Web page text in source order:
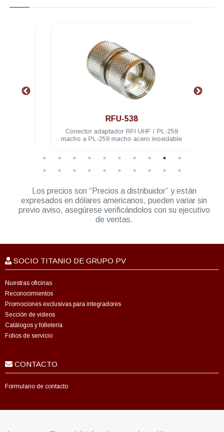
RFU-538
Conector adaptador RFI UHF / PL-259
macho a PL-259 macho acero inoxidable
Los precios son “Precios a distribuidor” y están
expresados en dólares americanos, pueden variar sin
previo aviso, asegúrese verificándolos con su ejecutivo
de ventas.
SOCIO TITANIO DE GRUPO PV
Nuestras oficinas
Reconocimientos
Promociones exclusivas para integradores
Sección de videos
Catálogos y folletería
Folios de servicio
CONTACTO
Formulario de contacto